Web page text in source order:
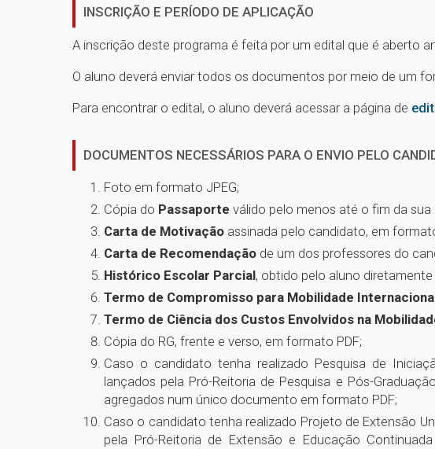
INSCRIÇÃO E PERÍODO DE APLICAÇÃO
A inscrição deste programa é feita por um edital que é aberto
O aluno deverá enviar todos os documentos por meio de um
Para encontrar o edital, o aluno deverá acessar a página de
DOCUMENTOS NECESSÁRIOS PARA O ENVIO PELO
Foto em formato JPEG;
Cópia do Passaporte válido pelo menos até o fim da
Carta de Motivação assinada pelo candidato, em
Carta de Recomendação de um dos professores do
Histórico Escolar Parcial, obtido pelo aluno
Termo de Compromisso para Mobilidade
Termo de Ciência dos Custos Envolvidos na
Cópia do RG, frente e verso, em formato PDF;
Caso o candidato tenha realizado Pesquisa de
lançados pela Pró-Reitoria de Pesquisa e Pós-
agregados num único documento em formato PDF;
Caso o candidato tenha realizado Projeto de Extensão
pela Pró-Reitoria de Extensão e Educação